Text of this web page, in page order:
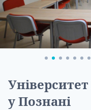
у Познані